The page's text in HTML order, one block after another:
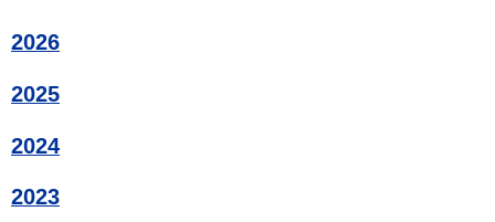
2026
2025
2024
2023